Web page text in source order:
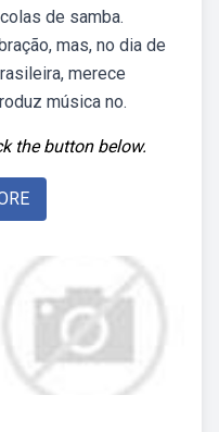
de samba.
mas, no dia de
merece
música no.
the button below.